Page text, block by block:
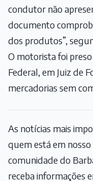
condutor não
documento
dos produtos”,
O motorista foi
Federal, em Juiz de
mercadorias sem
As notícias mais
quem está em
comunidade do
receba informações